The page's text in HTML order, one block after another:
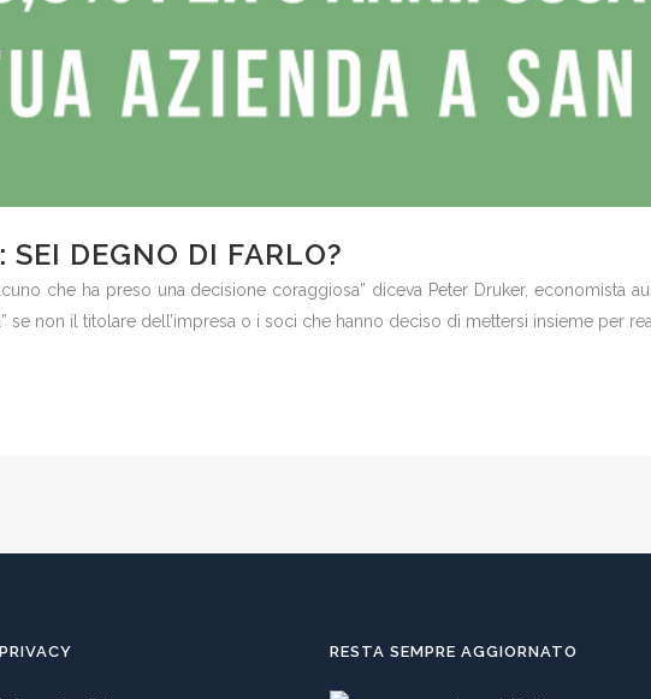
DEGNO DI FARLO?
che ha preso una decisione coraggiosa” diceva Peter Druker, economista
non il titolare dell’impresa o i soci che hanno deciso di mettersi insieme per
PRIVACY RESTA SEMPRE AGGIORNATO